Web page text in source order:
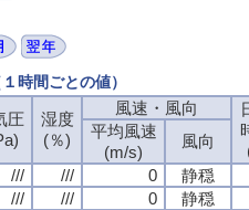
時間ごとの値）
圧
湿度
(％)
風速・風向
平均風速
(m/s)
風向
/// /// 0
静穏
/// /// 0
静穏
圧
湿度
(％)
風速・風向
平均風速
(m/s)
風向
/// /// 0
静穏
/// /// 0
静穏
圧
湿度
(％)
風速・風向
平均風速
(m/s)
風向
/// /// 0
静穏
/// /// 0
静穏
圧
湿度
(％)
風速・風向
平均風速
(m/s)
風向
/// /// 0
静穏
/// /// 0
静穏